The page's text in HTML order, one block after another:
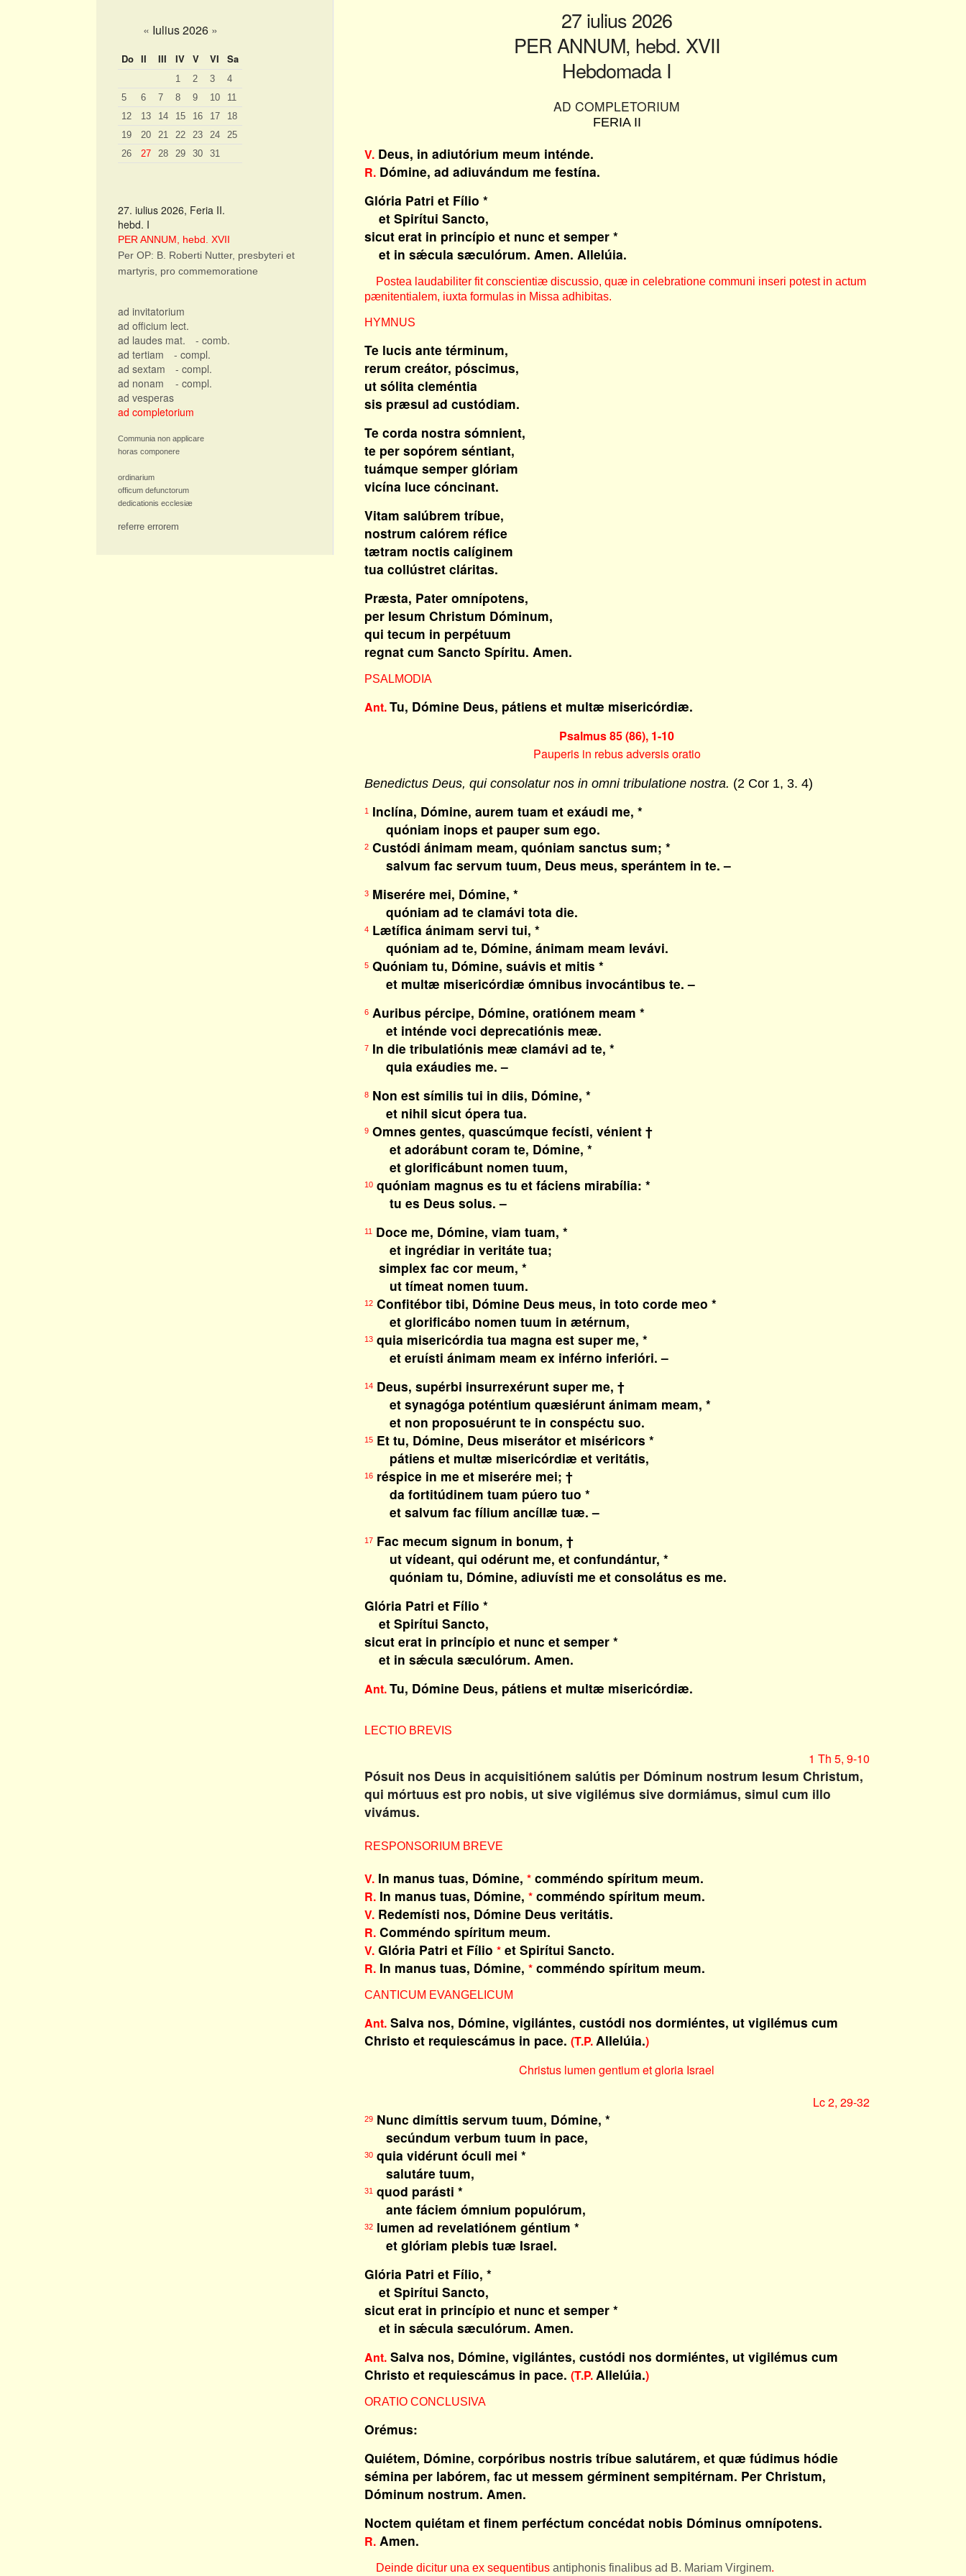
« Iulius 2026 »
Do II III IV V VI Sa
1 2 3
4
5
6 7 8 9 10
11
12
13 14 15 16 17
18
19
20 21 22 23 24
25
26
27 28 29 30 31
27. iulius 2026, Feria II.
hebd. I
PER ANNUM, hebd. XVII
Per OP: B. Roberti Nutter, presbyteri et
martyris, pro commemoratione
ad invitatorium
ad officium lect.
ad laudes mat.
- comb.
ad tertiam
- compl.
ad sextam
- compl.
ad nonam
- compl.
ad vesperas
ad completorium
Communia non applicare
horas componere
ordinarium
officum defunctorum
dedicationis ecclesiæ
referre errorem
27 iulius 2026
PER ANNUM, hebd. XVII
Hebdomada I
AD COMPLETORIUM
FERIA II
V. Deus, in adiutórium meum inténde.
R. Dómine, ad adiuvándum me festína.
Glória Patri et Fílio *
et Spirítui Sancto,
sicut erat in princípio et nunc et semper *
et in sǽcula sæculórum. Amen. Allelúia.
Postea laudabiliter fit conscientiæ discussio, quæ in celebratione communi inseri potest in actum
pænitentialem, iuxta formulas in Missa adhibitas.
HYMNUS
Te lucis ante términum,
rerum creátor, póscimus,
ut sólita cleméntia
sis præsul ad custódiam.
Te corda nostra sómnient,
te per sopórem séntiant,
tuámque semper glóriam
vicína luce cóncinant.
Vitam salúbrem tríbue,
nostrum calórem réfice
tætram noctis calíginem
tua collústret cláritas.
Præsta, Pater omnípotens,
per Iesum Christum Dóminum,
qui tecum in perpétuum
regnat cum Sancto Spíritu. Amen.
PSALMODIA
Ant.Tu, Dómine Deus, pátiens et multæ misericórdiæ.
Psalmus 85 (86), 1-10
Pauperis in rebus adversis oratio
Benedictus Deus, qui consolatur nos in omni tribulatione nostra. (2 Cor 1, 3. 4)
1
Inclína, Dómine, aurem tuam et exáudi me, *
quóniam inops et pauper sum ego.
2 Custódi ánimam meam, quóniam sanctus sum; *
salvum fac servum tuum, Deus meus, sperántem in te. –
3 Miserére mei, Dómine, *
quóniam ad te clamávi tota die.
4 Lætífica ánimam servi tui, *
quóniam ad te, Dómine, ánimam meam levávi.
5 Quóniam tu, Dómine, suávis et mitis *
et multæ misericórdiæ ómnibus invocántibus te. –
6 Auribus pércipe, Dómine, oratiónem meam *
et inténde voci deprecatiónis meæ.
7 In die tribulatiónis meæ clamávi ad te, *
quia exáudies me. –
8 Non est símilis tui in diis, Dómine, *
et nihil sicut ópera tua.
9 Omnes gentes, quascúmque fecísti, vénient †
et adorábunt coram te, Dómine, *
et glorificábunt nomen tuum,
10 quóniam magnus es tu et fáciens mirabília: *
tu es Deus solus. –
11
Doce me, Dómine, viam tuam, *
et ingrédiar in veritáte tua;
simplex fac cor meum, *
ut tímeat nomen tuum.
12 Confitébor tibi, Dómine Deus meus, in toto corde meo *
et glorificábo nomen tuum in ætérnum,
13 quia misericórdia tua magna est super me, *
et eruísti ánimam meam ex inférno inferióri. –
14 Deus, supérbi insurrexérunt super me, †
et synagóga poténtium quæsiérunt ánimam meam, *
et non proposuérunt te in conspéctu suo.
15 Et tu, Dómine, Deus miserátor et miséricors *
pátiens et multæ misericórdiæ et veritátis,
16 réspice in me et miserére mei; †
da fortitúdinem tuam púero tuo *
et salvum fac fílium ancíllæ tuæ. –
17 Fac mecum signum in bonum, †
ut vídeant, qui odérunt me, et confundántur, *
quóniam tu, Dómine, adiuvísti me et consolátus es me.
Glória Patri et Fílio *
et Spirítui Sancto,
sicut erat in princípio et nunc et semper *
et in sǽcula sæculórum. Amen.
Ant.Tu, Dómine Deus, pátiens et multæ misericórdiæ.
LECTIO BREVIS
1 Th 5, 9-10
Pósuit nos Deus in acquisitiónem salútis per Dóminum nostrum Iesum Christum,
qui mórtuus est pro nobis, ut sive vigilémus sive dormiámus, simul cum illo
vivámus.
RESPONSORIUM BREVE
V. In manus tuas, Dómine,* comméndo spíritum meum.
R. In manus tuas, Dómine,* comméndo spíritum meum.
V. Redemísti nos, Dómine Deus veritátis.
R. Comméndo spíritum meum.
V. Glória Patri et Fílio* et Spirítui Sancto.
R. In manus tuas, Dómine,* comméndo spíritum meum.
CANTICUM EVANGELICUM
Ant. Salva nos, Dómine, vigilántes, custódi nos dormiéntes, ut vigilémus cum
Christo et requiescámus in pace.(T.P.Allelúia.)
Christus lumen gentium et gloria Israel
Lc 2, 29-32
29 Nunc dimíttis servum tuum, Dómine, *
secúndum verbum tuum in pace,
30 quia vidérunt óculi mei *
salutáre tuum,
31 quod parásti *
ante fáciem ómnium populórum,
32 lumen ad revelatiónem géntium *
et glóriam plebis tuæ Israel.
Glória Patri et Fílio, *
et Spirítui Sancto,
sicut erat in princípio et nunc et semper *
et in sǽcula sæculórum. Amen.
Ant. Salva nos, Dómine, vigilántes, custódi nos dormiéntes, ut vigilémus cum
Christo et requiescámus in pace.(T.P.Allelúia.)
ORATIO CONCLUSIVA
Orémus:
Quiétem, Dómine, corpóribus nostris tríbue salutárem, et quæ fúdimus hódie
sémina per labórem, fac ut messem gérminent sempitérnam. Per Christum,
Dóminum nostrum. Amen.
Noctem quiétam et finem perféctum concédat nobis Dóminus omnípotens.
R. Amen.
Deinde dicitur una ex sequentibusantiphonis finalibus ad B. Mariam Virginem.